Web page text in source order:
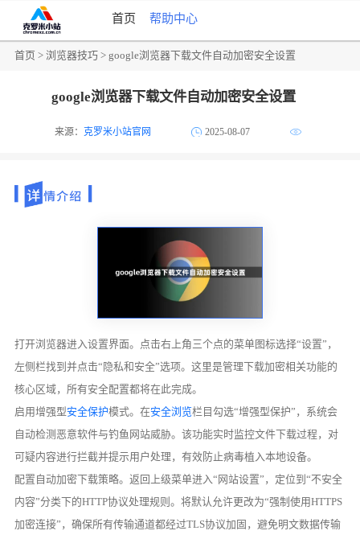
首页 帮助中心
首页 >浏览器技巧 > google浏览器下载文件自动加密安全设置
google浏览器下载文件自动加密安全设置
来源：克罗米小站官网 2025-08-07
打开浏览器进入设置界面。点击右上角三个点的菜单图标选择“设置”，
左侧栏找到并点击“隐私和安全”选项。这里是管理下载加密相关功能的
核心区域，所有安全配置都将在此完成。
启用增强型安全保护模式。在安全浏览栏目勾选“增强型保护”，系统会
自动检测恶意软件与钓鱼网站威胁。该功能实时监控文件下载过程，对
可疑内容进行拦截并提示用户处理，有效防止病毒植入本地设备。
配置自动加密下载策略。返回上级菜单进入“网站设置”，定位到“不安全
内容”分类下的HTTP协议处理规则。将默认允许更改为“强制使用HTTPS
加密连接”，确保所有传输通道都经过TLS协议加固，避免明文数据传输